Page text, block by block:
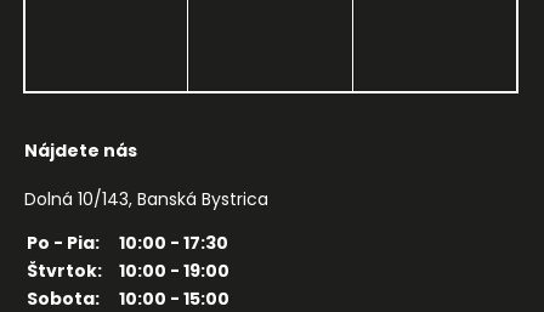
Nájdete nás
Dolná 10/143, Banská Bystrica
Po - Pia:
10:00 - 17:30
Štvrtok:
10:00 - 19:00
Sobota:
10:00 - 15:00